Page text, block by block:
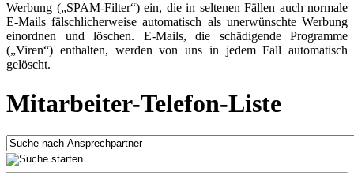
Werbung („SPAM-Filter“) ein, die in seltenen Fällen auch normale
E-Mails fälschlicherweise automatisch als unerwünschte Werbung
einordnen und löschen. E-Mails, die schädigende Programme
(„Viren“) enthalten, werden von uns in jedem Fall automatisch
gelöscht.
Mitarbeiter-Telefon-Liste